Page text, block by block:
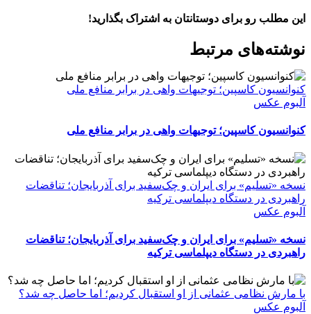
این مطلب رو برای دوستانتان به اشتراک بگذارید!
FacebookX
LinkedIn
WhatsApp
Telegram
ایمیل
نوشته‌‌های مرتبط
کنوانسیون کاسپین؛ توجیهات واهی در برابر منافع ملی
آلبوم عکس
کنوانسیون کاسپین؛ توجیهات واهی در برابر منافع ملی
نسخه «تسلیم» برای ایران و چک‌سفید برای آذربایجان؛ تناقضات
راهبردی در دستگاه دیپلماسی ترکیه
آلبوم عکس
نسخه «تسلیم» برای ایران و چک‌سفید برای آذربایجان؛ تناقضات
راهبردی در دستگاه دیپلماسی ترکیه
با مارش نظامی عثمانی از او استقبال کردیم؛ اما حاصل چه شد؟
آلبوم عکس